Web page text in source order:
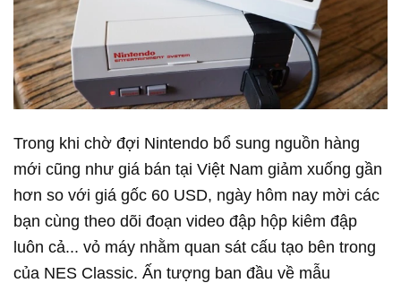
Trong khi chờ đợi Nintendo bổ sung nguồn hàng
mới cũng như giá bán tại Việt Nam giảm xuống gần
hơn so với giá gốc 60 USD, ngày hôm nay mời các
bạn cùng theo dõi đoạn video đập hộp kiêm đập
luôn cả... vỏ máy nhằm quan sát cấu tạo bên trong
của NES Classic. Ấn tượng ban đầu về mẫu